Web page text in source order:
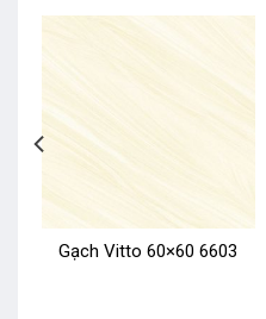
Gạch Vitto 60×60 6603